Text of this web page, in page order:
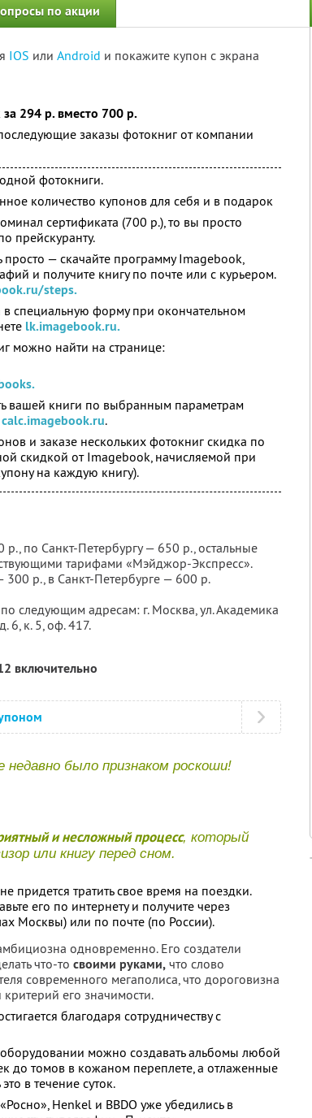
по акции
IOS или Android и покажите купон с экрана
за 294 р. вместо 700 р.
заказы фотокниг от компании
фотокниги.
количество купонов для себя и в подарок
сертификата (700 р.), то вы просто
прейскуранту.
просто — скачайте программу Imagebook,
и получите книгу по почте или с курьером.
steps.
специальную форму при окончательном
lk.imagebook.ru.
можно найти на странице:
вашей книги по выбранным параметрам
calc.imagebook.ru.
и заказе нескольких фотокниг скидка по
скидкой от Imagebook, начисляемой при
на каждую книгу).
по Санкт-Петербургу — 650 р., остальные
тарифами «Мэйджор-Экспресс».
300 р., в Санкт-Петербурге — 600 р.
следующим адресам: г. Москва, ул. Академика
6, к. 5, оф. 417.
включительно
было признаком роскоши!
и несложный процесс, который
или книгу перед сном.
придется тратить свое время на поездки.
его по интернету и получите через
Москвы) или по почте (по России).
одновременно. Его создатели
что-то своими руками, что слово
современного мегаполиса, что дороговизна
его значимости.
благодаря сотрудничеству с
оборудовании можно создавать альбомы любой
до томов в кожаном переплете, а отлаженные
в течение суток.
Henkel и BBDO уже убедились в